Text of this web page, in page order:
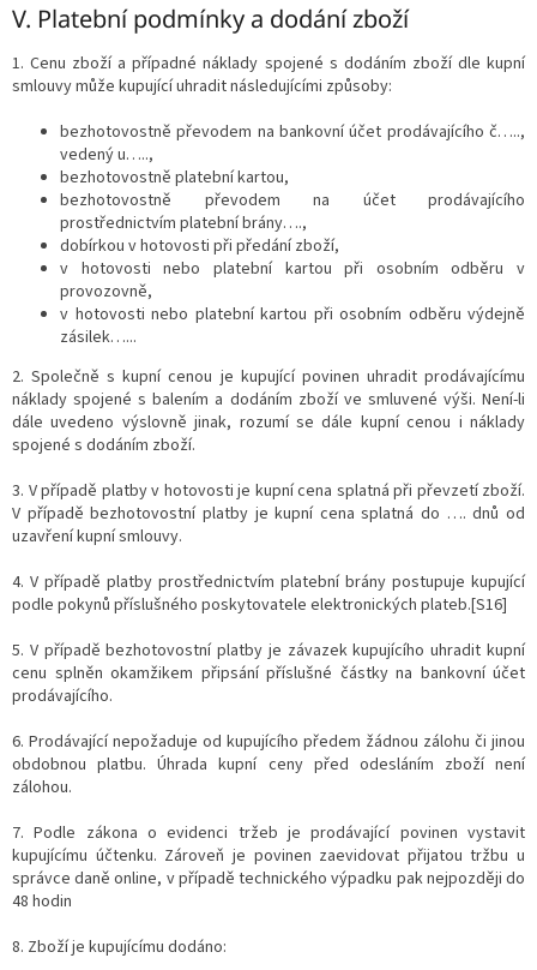
V. Platební podmínky a dodání zboží
1. Cenu zboží a případné náklady spojené s dodáním zboží dle kupní
smlouvy může kupující uhradit následujícími způsoby:
bezhotovostně převodem na bankovní účet prodávajícího č…..,
vedený u…..,
bezhotovostně platební kartou,
bezhotovostně převodem na účet prodávajícího
prostřednictvím platební brány….,
dobírkou v hotovosti při předání zboží,
v hotovosti nebo platební kartou při osobním odběru v
provozovně,
v hotovosti nebo platební kartou při osobním odběru výdejně
zásilek…...
2. Společně s kupní cenou je kupující povinen uhradit prodávajícímu
náklady spojené s balením a dodáním zboží ve smluvené výši. Není-li
dále uvedeno výslovně jinak, rozumí se dále kupní cenou i náklady
spojené s dodáním zboží.
3. V případě platby v hotovosti je kupní cena splatná při převzetí zboží.
V případě bezhotovostní platby je kupní cena splatná do …. dnů od
uzavření kupní smlouvy.
4. V případě platby prostřednictvím platební brány postupuje kupující
podle pokynů příslušného poskytovatele elektronických plateb.[S16]
5. V případě bezhotovostní platby je závazek kupujícího uhradit kupní
cenu splněn okamžikem připsání příslušné částky na bankovní účet
prodávajícího.
6. Prodávající nepožaduje od kupujícího předem žádnou zálohu či jinou
obdobnou platbu. Úhrada kupní ceny před odesláním zboží není
zálohou.
7. Podle zákona o evidenci tržeb je prodávající povinen vystavit
kupujícímu účtenku. Zároveň je povinen zaevidovat přijatou tržbu u
správce daně online, v případě technického výpadku pak nejpozději do
48 hodin
8. Zboží je kupujícímu dodáno: